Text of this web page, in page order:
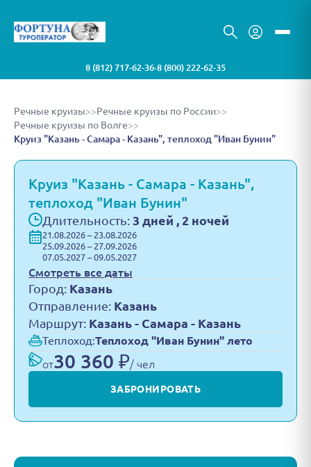
8 (812) 717-62-36•8 (800) 222-62-35
Речные круизы>>Речные круизы по России>>
Речные круизы по Волге>>
Круиз "Казань - Самара - Казань", теплоход "Иван Бунин"
Круиз "Казань - Самара - Казань",
теплоход "Иван Бунин"
Длительность: 3 дней , 2 ночей
21.08.2026 – 23.08.2026
25.09.2026 – 27.09.2026
07.05.2027 – 09.05.2027
Смотреть все даты
Город: Казань
Отправление: Казань
Маршрут: Казань - Самара - Казань
Теплоход:Теплоход "Иван Бунин" лето
от30 360 ₽/ чел
ЗАБРОНИРОВАТЬ